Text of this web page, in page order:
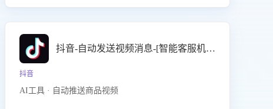
抖音-自动发送视频消息-[智能客服机器人]
抖音
AI工具 · 自动推送商品视频